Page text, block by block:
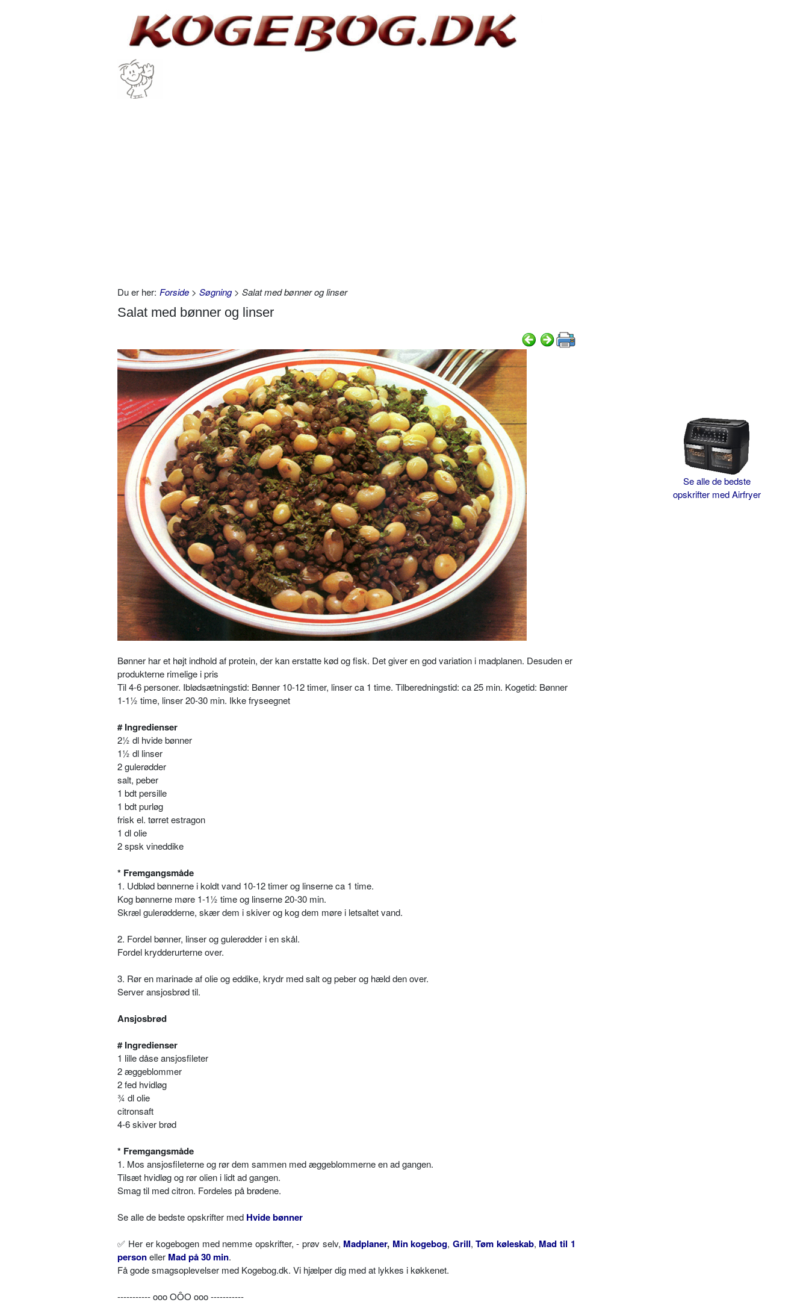
Du er her: Forside > Søgning> Salat med bønner og linser
Salat med bønner og linser
Bønner har et højt indhold af protein, der kan erstatte kød og fisk. Det giver en god variation i madplanen. Desuden er
produkterne rimelige i pris
Til 4-6 personer. Iblødsætningstid: Bønner 10-12 timer, linser ca 1 time. Tilberedningstid: ca 25 min. Kogetid: Bønner
1-1½ time, linser 20-30 min. Ikke fryseegnet
# Ingredienser
2½ dl hvide bønner
1½ dl linser
2 gulerødder
salt, peber
1 bdt persille
1 bdt purløg
frisk el. tørret estragon
1 dl olie
2 spsk vineddike
* Fremgangsmåde
1. Udblød bønnerne i koldt vand 10-12 timer og linserne ca 1 time.
Kog bønnerne møre 1-1½ time og linserne 20-30 min.
Skræl gulerødderne, skær dem i skiver og kog dem møre i letsaltet vand.
2. Fordel bønner, linser og gulerødder i en skål.
Fordel krydderurterne over.
3. Rør en marinade af olie og eddike, krydr med salt og peber og hæld den over.
Server ansjosbrød til.
Ansjosbrød
# Ingredienser
1 lille dåse ansjosfileter
2 æggeblommer
2 fed hvidløg
¾ dl olie
citronsaft
4-6 skiver brød
* Fremgangsmåde
1. Mos ansjosfileterne og rør dem sammen med æggeblommerne en ad gangen.
Tilsæt hvidløg og rør olien i lidt ad gangen.
Smag til med citron. Fordeles på brødene.
Se alle de bedste opskrifter med Hvide bønner
✅ Her er kogebogen med nemme opskrifter, - prøv selv, Madplaner, Min kogebog, Grill,Tøm køleskab, Mad til 1
personeller Mad på 30 min.
Få gode smagsoplevelser med Kogebog.dk. Vi hjælper dig med at lykkes i køkkenet.
----------- ooo OÔO ooo -----------
Se alle de bedste
opskrifter med Airfryer